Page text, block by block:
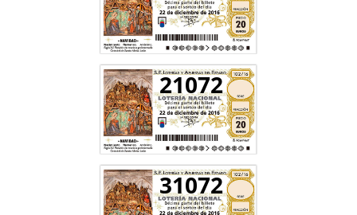
21072
31072